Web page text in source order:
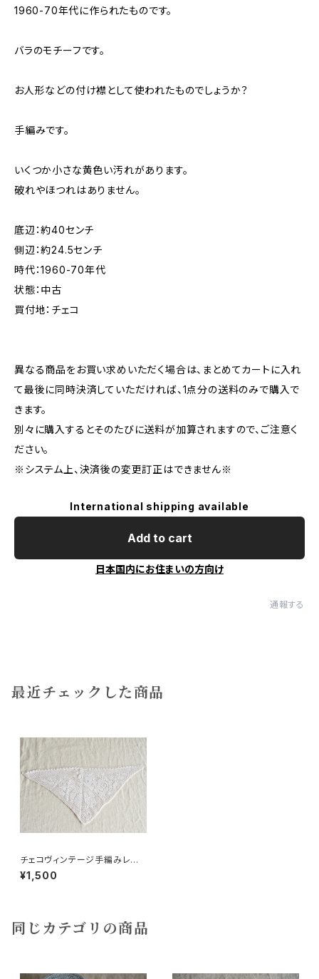
1960-70年代に作られたものです。
バラのモチーフです。
お人形などの付け襟として使われたものでしょうか？
手編みです。
いくつか小さな黄色い汚れがあります。
破れやほつれはありません。
底辺：約40センチ
側辺：約24.5センチ
時代：1960-70年代
状態：中古
買付地：チェコ
異なる商品をお買い求めいただく場合は、まとめてカートに入れ
て最後に同時決済していただければ、1点分の送料のみで購入で
きます。
別々に購入するとそのたびに送料が加算されますので、ご注意く
ださい。
※システム上、決済後の変更訂正はできません※
International shipping available
Add to cart
日本国内にお住まいの方向け
通報する
最近チェックした商品
チェコヴィンテージ手編みレー
スバラ柄三角
¥1,500
同じカテゴリの商品